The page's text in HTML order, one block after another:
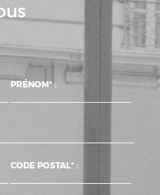
PRÉNOM* :
CODE POSTAL* :